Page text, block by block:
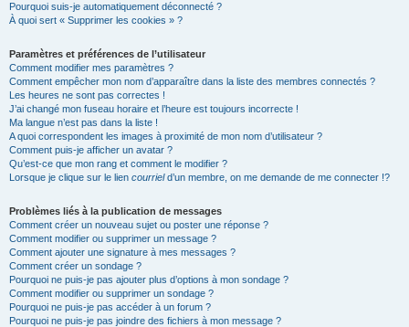
Pourquoi suis-je automatiquement déconnecté ?
À quoi sert « Supprimer les cookies » ?
Paramètres et préférences de l’utilisateur
Comment modifier mes paramètres ?
Comment empêcher mon nom d’apparaître dans la liste des membres connectés ?
Les heures ne sont pas correctes !
J’ai changé mon fuseau horaire et l’heure est toujours incorrecte !
Ma langue n’est pas dans la liste !
A quoi correspondent les images à proximité de mon nom d’utilisateur ?
Comment puis-je afficher un avatar ?
Qu’est-ce que mon rang et comment le modifier ?
Lorsque je clique sur le lien courrield’un membre, on me demande de me connecter !?
Problèmes liés à la publication de messages
Comment créer un nouveau sujet ou poster une réponse ?
Comment modifier ou supprimer un message ?
Comment ajouter une signature à mes messages ?
Comment créer un sondage ?
Pourquoi ne puis-je pas ajouter plus d’options à mon sondage ?
Comment modifier ou supprimer un sondage ?
Pourquoi ne puis-je pas accéder à un forum ?
Pourquoi ne puis-je pas joindre des fichiers à mon message ?